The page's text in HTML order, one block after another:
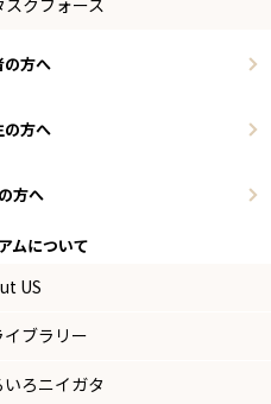
クフォース
の方へ
の方へ
方へ
ムについて
US
ブラリー
ろニイガタ